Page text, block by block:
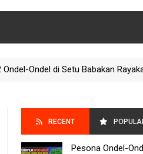
di Setu Babakan Rayakan Hari
RECENT
POSTS
Pesona Ondel-